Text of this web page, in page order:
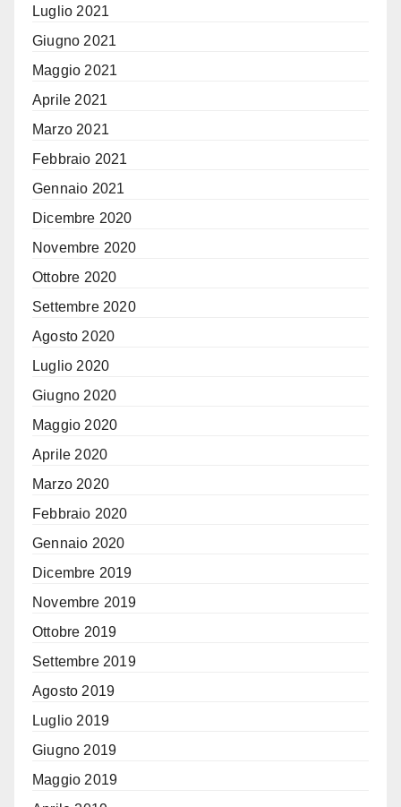
Luglio 2021
Giugno 2021
Maggio 2021
Aprile 2021
Marzo 2021
Febbraio 2021
Gennaio 2021
Dicembre 2020
Novembre 2020
Ottobre 2020
Settembre 2020
Agosto 2020
Luglio 2020
Giugno 2020
Maggio 2020
Aprile 2020
Marzo 2020
Febbraio 2020
Gennaio 2020
Dicembre 2019
Novembre 2019
Ottobre 2019
Settembre 2019
Agosto 2019
Luglio 2019
Giugno 2019
Maggio 2019